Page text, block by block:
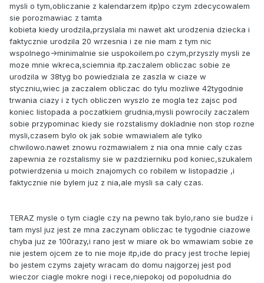
mysli o tym,obliczanie z kalendarzem itp)po czym zdecycowalem
sie porozmawiac z tamta
kobieta kiedy urodzila,przyslala mi nawet akt urodzenia dziecka i
faktycznie urodzila 20 wrzesnia i ze nie mam z tym nic
wspolnego->minimalnie sie uspokoilem.po czym,przyszly mysli ze
moze mnie wkreca,sciemnia itp.zaczalem obliczac sobie ze
urodzila w 38tyg bo powiedziala ze zaszla w ciaze w
styczniu,wiec ja zaczalem obliczac do tylu mozliwe 42tygodnie
trwania ciazy i z tych obliczen wyszlo ze mogla tez zajsc pod
koniec listopada a poczatkiem grudnia,mysli powrocily zaczalem
sobie przypominac kiedy sie rozstalismy dokladnie non stop rozne
mysli,czasem bylo ok jak sobie wmawialem ale tylko
chwilowo.nawet znowu rozmawialem z nia ona mnie caly czas
zapewnia ze rozstalismy sie w pazdzierniku pod koniec,szukalem
potwierdzenia u moich znajomych co robilem w listopadzie ,i
faktycznie nie bylem juz z nia,ale mysli sa caly czas.
TERAZ mysle o tym ciagle czy na pewno tak bylo,rano sie budze i
tam mysl juz jest ze mna zaczynam obliczac te tygodnie ciazowe
chyba juz ze 100razy,i rano jest w miare ok bo wmawiam sobie ze
nie jestem ojcem ze to nie moje itp,ide do pracy jest troche lepiej
bo jestem czyms zajety wracam do domu najgorzej jest pod
wieczor ciagle mokre nogi i rece,niepokoj od popoludnia do